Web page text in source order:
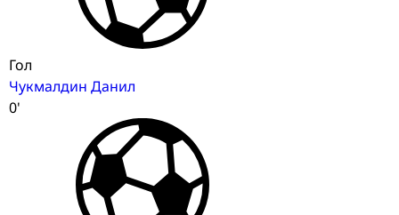
Гол
Чукмалдин Данил
0'